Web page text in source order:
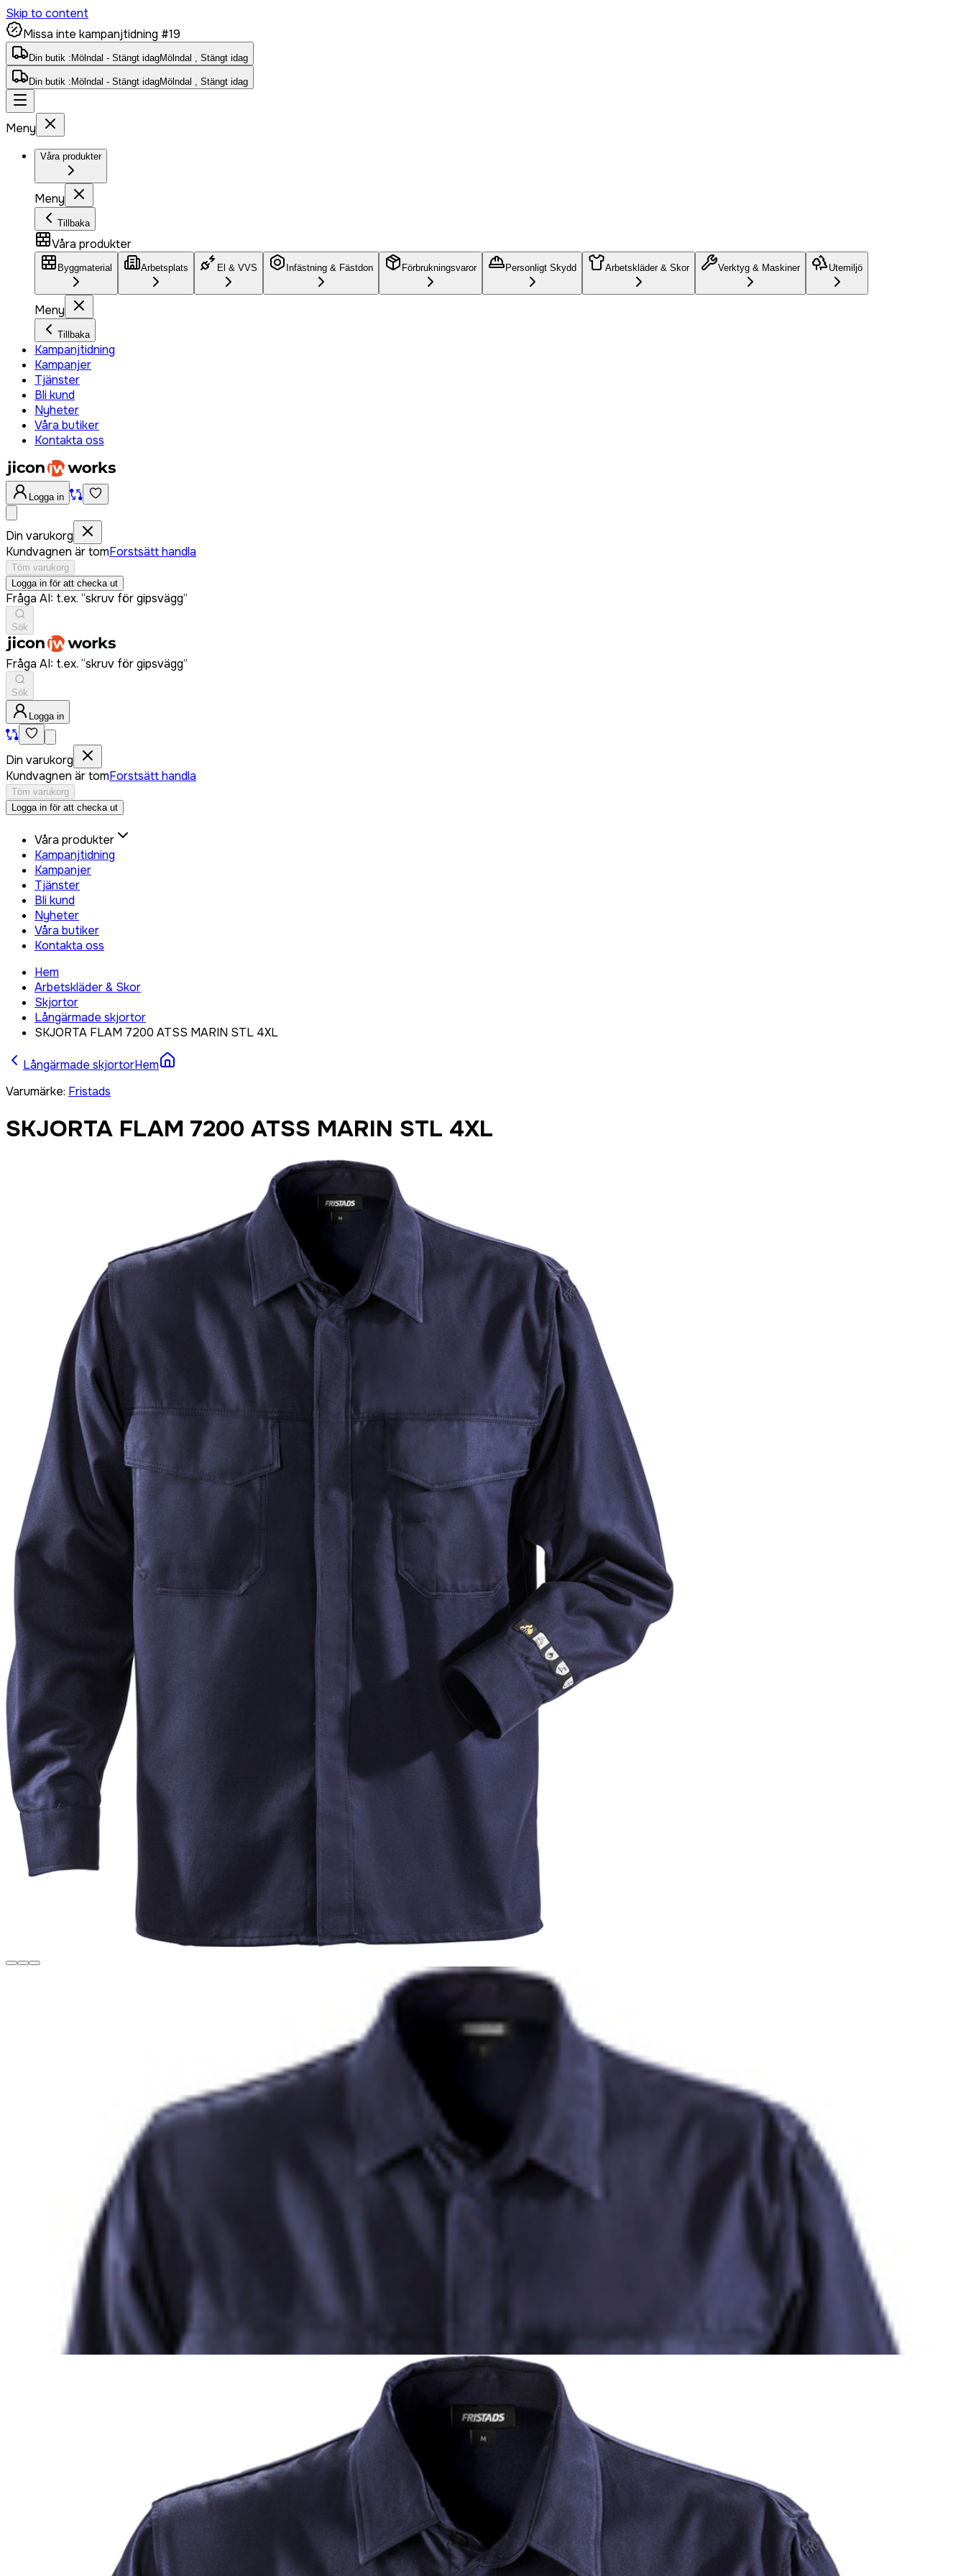
Skip to content
Missa inte kampanjtidning #19
Din butik : Mölndal - Stängt idagMölndal , Stängt idag
Din butik : Mölndal - Stängt idagMölndal , Stängt idag
Meny
Våra produkter
Meny
Tillbaka
Våra produkter
Byggmaterial Arbetsplats El & VVS Infästning & Fästdon Förbrukningsvaror Personligt Skydd Arbetskläder & Skor Verktyg & Maskiner Utemiljö
Meny
Tillbaka
Kampanjtidning
Kampanjer
Tjänster
Bli kund
Nyheter
Våra butiker
Kontakta oss
Logga in
Din varukorg
Kundvagnen är tomForstsätt handla
Töm varukorg
Logga in för att checka ut
Fråga AI: t.ex. “skruv för gipsvägg”
Sök
Fråga AI: t.ex. “skruv för gipsvägg”
Sök
Logga in
Din varukorg
Kundvagnen är tomForstsätt handla
Töm varukorg
Logga in för att checka ut
Våra produkter
Kampanjtidning
Kampanjer
Tjänster
Bli kund
Nyheter
Våra butiker
Kontakta oss
Hem
Arbetskläder & Skor
Skjortor
Långärmade skjortor
SKJORTA FLAM 7200 ATSS MARIN STL 4XL
Långärmade skjortorHem
Varumärke: Fristads
SKJORTA FLAM 7200 ATSS MARIN STL 4XL